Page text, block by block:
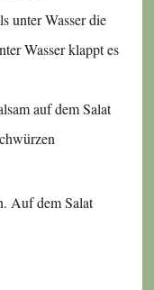
unter Wasser die
Wasser klappt es
auf dem Salat
Auf dem Salat